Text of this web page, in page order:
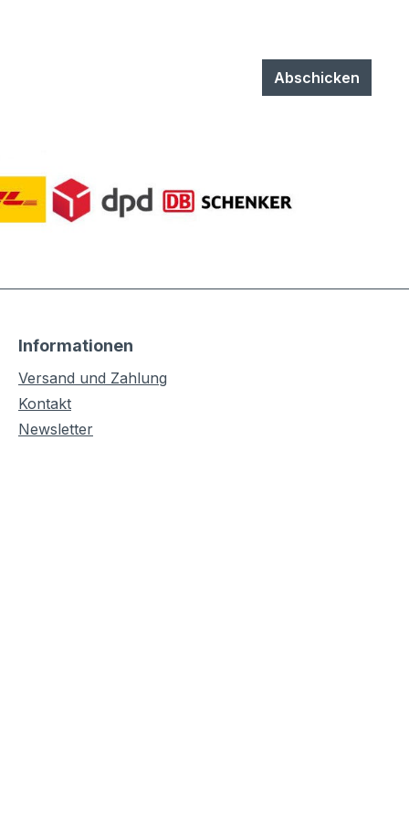
Abschicken
Informationen
Versand und Zahlung
Kontakt
Newsletter